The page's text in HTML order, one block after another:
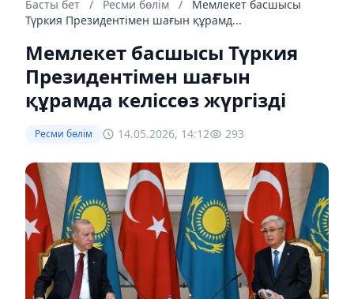
Басты бет / Ресми бөлім /
Мемлекет басшысы
Түркия Президентімен шағын құрамд...
Мемлекет басшысы Түркия
Президентімен шағын
құрамда келіссөз жүргізді
Ресми бөлім 14.05.2026, 14:12 293